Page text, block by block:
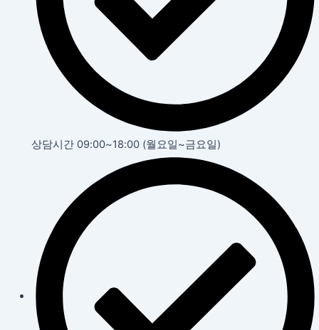
상담시간 09:00~18:00 (월요일~금요일)